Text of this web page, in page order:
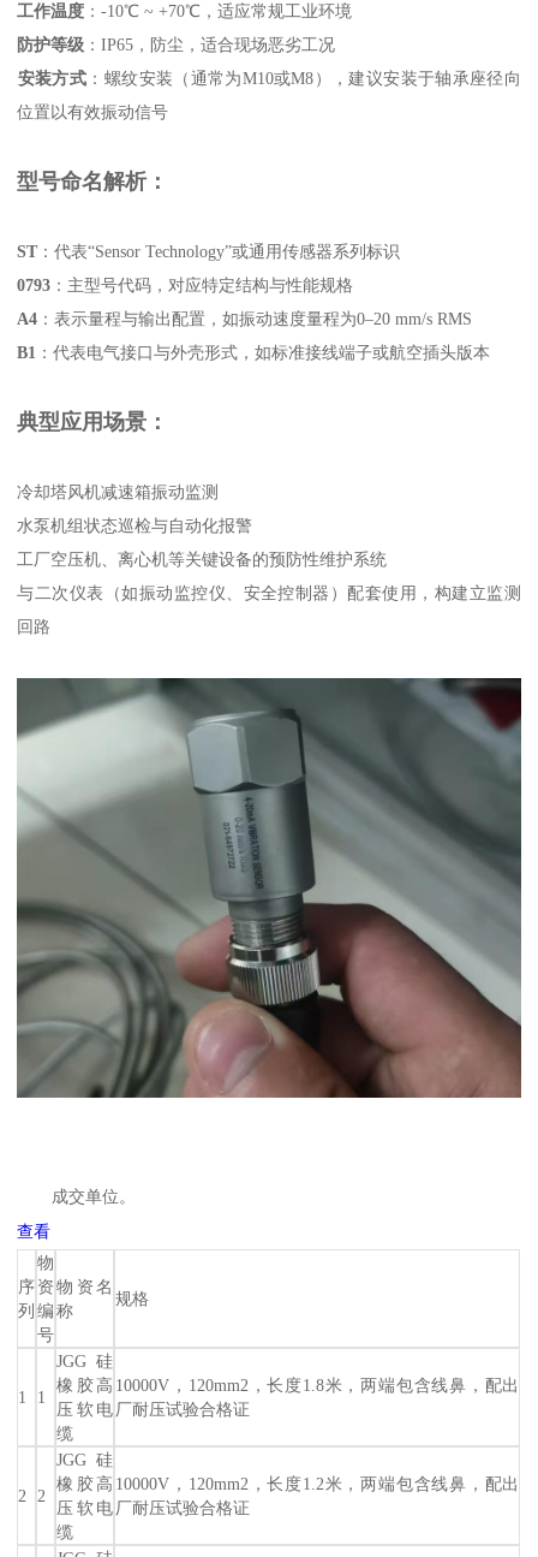
工作温度 ‌：-10℃ ~ +70℃，适应常规工业环境
防护等级 ‌：IP65，防尘，适合现场恶劣工况
安装方式 ‌：螺纹安装（通常为M10或M8），建议安装于轴承座径向
位置以有效振动信号
型号命名解析：
ST ‌：代表“Sensor Technology”或通用传感器系列标识
0793 ‌：主型号代码，对应特定结构与性能规格
A4 ‌：表示量程与输出配置，如振动速度量程为0–20 mm/s RMS
B1 ‌：代表电气接口与外壳形式，如标准接线端子或航空插头版本
典型应用场景：
冷却塔风机减速箱振动监测
水泵机组状态巡检与自动化报警
工厂空压机、离心机等关键设备的预防性维护系统
与二次仪表（如振动监控仪、安全控制器）配套使用，构建立监测
回路
成交单位。
查看
序
列
物
资
编
号
物资名
称
规格
1 1
JGG硅
橡胶高
压软电
缆
10000V，120mm2，长度1.8米，两端包含线鼻，配出
厂耐压试验合格证
2 2
JGG硅
橡胶高
压软电
缆
10000V，120mm2，长度1.2米，两端包含线鼻，配出
厂耐压试验合格证